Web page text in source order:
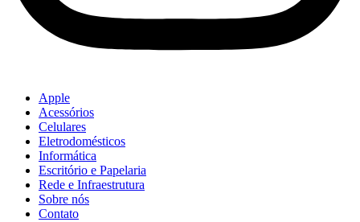
Apple
Acessórios
Celulares
Eletrodomésticos
Informática
Escritório e Papelaria
Rede e Infraestrutura
Sobre nós
Contato